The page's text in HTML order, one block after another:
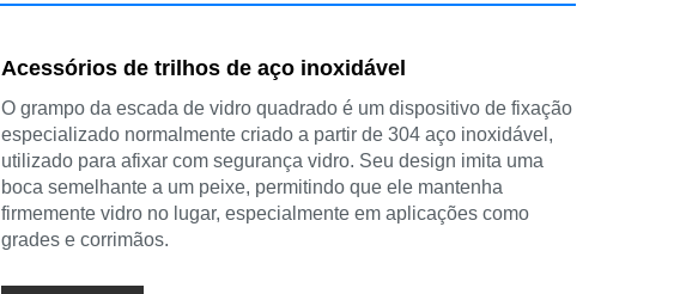
Acessórios de trilhos de aço inoxidável
O grampo da escada de vidro quadrado é um dispositivo de fixação
especializado normalmente criado a partir de 304 aço inoxidável,
utilizado para afixar com segurança vidro. Seu design imita uma
boca semelhante a um peixe, permitindo que ele mantenha
firmemente vidro no lugar, especialmente em aplicações como
grades e corrimãos.